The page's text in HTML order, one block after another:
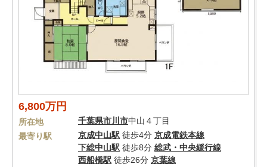
6,800万円
所在地 千葉県市川市中山４丁目
最寄り駅
京成中山駅 徒歩4分 京成電鉄本線
下総中山駅 徒歩8分 総武・中央緩行線
西船橋駅 徒歩26分 京葉線